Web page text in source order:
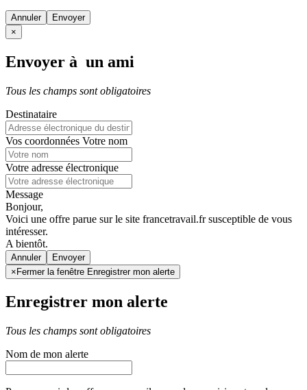
Annuler
×
Envoyer à un ami
Tous les champs sont obligatoires
Destinataire
Vos coordonnées Votre nom
Votre adresse électronique
Message
Bonjour,
Voici une offre parue sur le site francetravail.fr susceptible de vous
intéresser.
A bientôt.
Annuler
× Fermer la fenêtre Enregistrer mon alerte
Enregistrer mon alerte
Tous les champs sont obligatoires
Nom de mon alerte